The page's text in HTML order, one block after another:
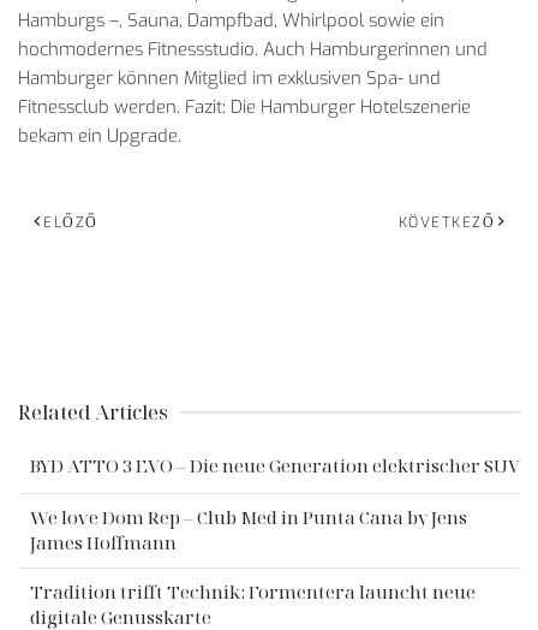
Hamburgs –, Sauna, Dampfbad, Whirlpool sowie ein
hochmodernes Fitnessstudio. Auch Hamburgerinnen und
Hamburger können Mitglied im exklusiven Spa- und
Fitnessclub werden. Fazit: Die Hamburger Hotelszenerie
bekam ein Upgrade.
ELŐZŐ KÖVETKEZŐ
Related Articles
BYD ATTO 3 EVO – Die neue Generation elektrischer SUV
We love Dom Rep – Club Med in Punta Cana by Jens
James Hoffmann
Tradition trifft Technik: Formentera launcht neue
digitale Genusskarte